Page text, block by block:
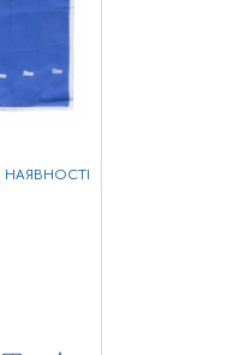
НАЯВНОСТІ